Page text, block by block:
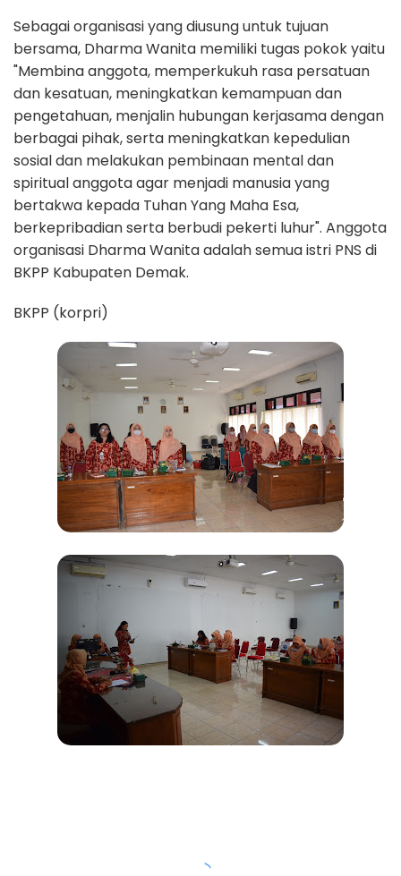
Sebagai organisasi yang diusung untuk tujuan
bersama, Dharma Wanita memiliki tugas pokok yaitu
"Membina anggota, memperkukuh rasa persatuan
dan kesatuan, meningkatkan kemampuan dan
pengetahuan, menjalin hubungan kerjasama dengan
berbagai pihak, serta meningkatkan kepedulian
sosial dan melakukan pembinaan mental dan
spiritual anggota agar menjadi manusia yang
bertakwa kepada Tuhan Yang Maha Esa,
berkepribadian serta berbudi pekerti luhur". Anggota
organisasi Dharma Wanita adalah semua istri PNS di
BKPP Kabupaten Demak.
BKPP (korpri)